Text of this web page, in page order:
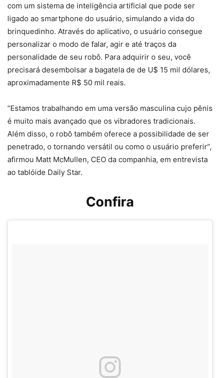
com um sistema de inteligência artificial que pode ser
ligado ao smartphone do usuário, simulando a vida do
brinquedinho. Através do aplicativo, o usuário consegue
personalizar o modo de falar, agir e até traços da
personalidade de seu robô. Para adquirir o seu, você
precisará desembolsar a bagatela de de U$ 15 mil dólares,
aproximadamente R$ 50 mil reais.
“Estamos trabalhando em uma versão masculina cujo pênis
é muito mais avançado que os vibradores tradicionais.
Além disso, o robô também oferece a possibilidade de ser
penetrado, o tornando versátil ou como o usuário preferir”,
afirmou Matt McMullen, CEO da companhia, em entrevista
ao tablóide Daily Star.
Confira